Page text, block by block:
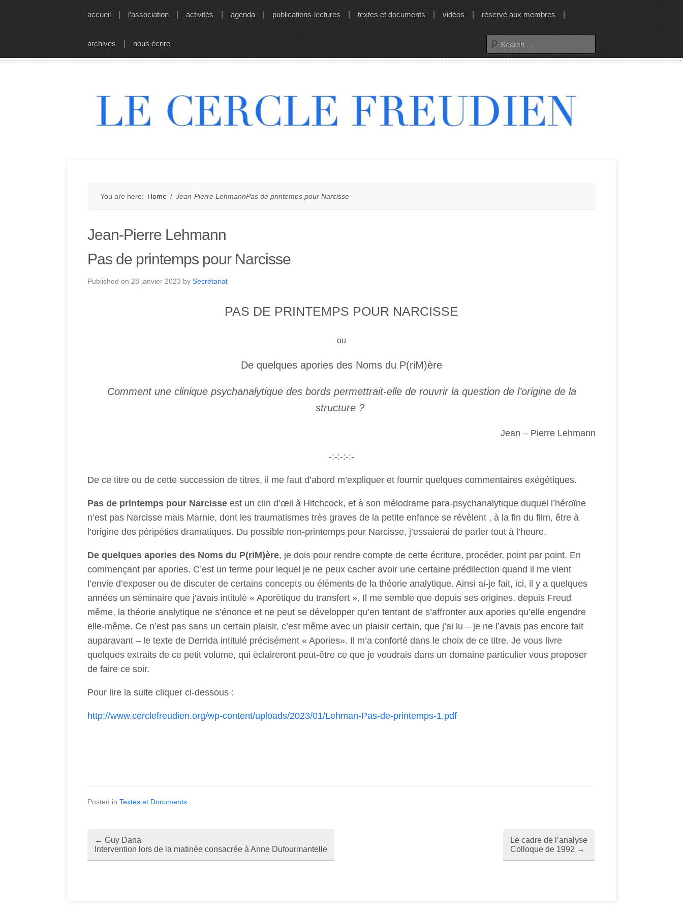
accueil l’association activités agenda publications-lectures textes et documents vidéos réservé aux membres
archives nous écrire
Search
for:
You are here: Home / Jean-Pierre LehmannPas de printemps pour Narcisse
Jean-Pierre Lehmann
Pas de printemps pour Narcisse
Published on 28 janvier 2023 by Secrétariat
PAS DE PRINTEMPS POUR NARCISSE
ou
De quelques apories des Noms du P(riM)ère
Comment une clinique psychanalytique des bords permettrait-elle de rouvrir la question de l’origine de la
structure ?
Jean – Pierre Lehmann
-:-:-:-:-
De ce titre ou de cette succession de titres, il me faut d’abord m’expliquer et fournir quelques commentaires exégétiques.
Pas de printemps pour Narcisse est un clin d’œil à Hitchcock, et à son mélodrame para-psychanalytique duquel l’héroïne
n’est pas Narcisse mais Marnie, dont les traumatismes très graves de la petite enfance se révèlent , à la fin du film, être à
l’origine des péripéties dramatiques. Du possible non-printemps pour Narcisse, j’essaierai de parler tout à l’heure.
De quelques apories des Noms du P(riM)ère, je dois pour rendre compte de cette écriture, procéder, point par point. En
commençant par apories. C’est un terme pour lequel je ne peux cacher avoir une certaine prédilection quand il me vient
l’envie d’exposer ou de discuter de certains concepts ou éléments de la théorie analytique. Ainsi ai-je fait, ici, il y a quelques
années un séminaire que j’avais intitulé « Aporétique du transfert ». Il me semble que depuis ses origines, depuis Freud
même, la théorie analytique ne s’énonce et ne peut se développer qu’en tentant de s’affronter aux apories qu’elle engendre
elle-même. Ce n’est pas sans un certain plaisir, c’est même avec un plaisir certain, que j’ai lu – je ne l’avais pas encore fait
auparavant – le texte de Derrida intitulé précisément « Apories». Il m’a conforté dans le choix de ce titre. Je vous livre
quelques extraits de ce petit volume, qui éclaireront peut-être ce que je voudrais dans un domaine particulier vous proposer
de faire ce soir.
Pour lire la suite cliquer ci-dessous :
http://www.cerclefreudien.org/wp-content/uploads/2023/01/Lehman-Pas-de-printemps-1.pdf
Posted in Textes et Documents
← Guy Dana
Intervention lors de la matinée consacrée à Anne Dufourmantelle
Le cadre de l’analyse
Colloque de 1992 →